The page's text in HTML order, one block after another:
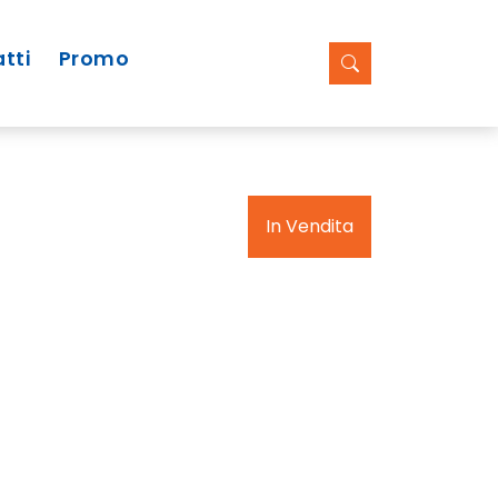
Promo
In Vendita